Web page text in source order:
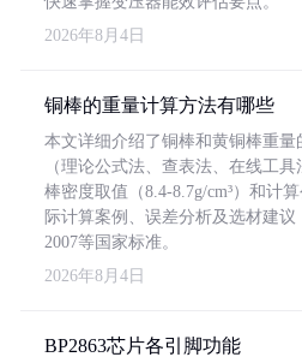
2026年8月4日
铜棒的重量计算方法有哪些
本文详细介绍了铜棒和黄铜棒重
（理论公式法、查表法、在线工
棒密度取值（8.4-8.7g/cm³）和计
际计算案例、误差分析及选材建议
2007等国家标准。
2026年8月4日
BP2863芯片各引脚功能